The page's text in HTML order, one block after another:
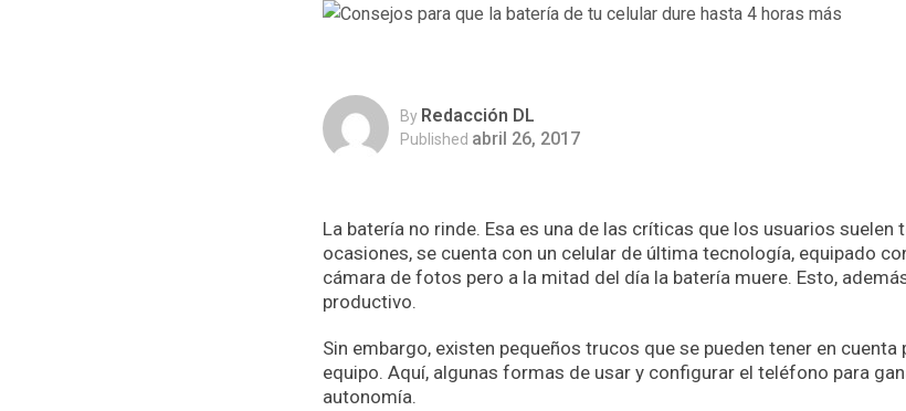
By Redacción DL
Published abril 26, 2017
La batería no rinde. Esa es una de las críticas que los usuarios suelen
ocasiones, se cuenta con un celular de última tecnología, equipado
cámara de fotos pero a la mitad del día la batería muere. Esto,
productivo.
Sin embargo, existen pequeños trucos que se pueden tener en
equipo. Aquí, algunas formas de usar y configurar el teléfono para
autonomía.